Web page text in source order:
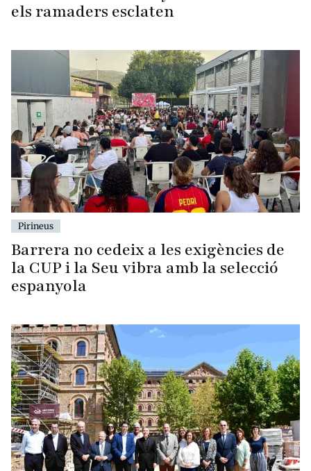
els ramaders esclaten
Pirineus
Barrera no cedeix a les exigències de
la CUP i la Seu vibra amb la selecció
espanyola